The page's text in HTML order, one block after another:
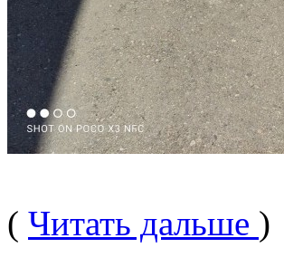
( Читать дальше )